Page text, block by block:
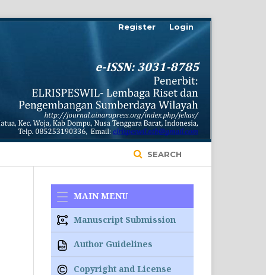
SEARCH
Register Login
MAIN MENU
Manuscript Submission
Author Guidelines
Copyright and License